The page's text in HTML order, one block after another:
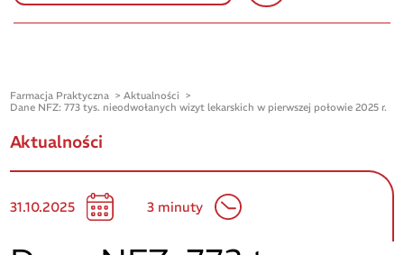
Farmacja Praktyczna
Aktualności
Dane NFZ: 773 tys. nieodwołanych wizyt lekarskich w pierwszej połowie 2025 r.
Aktualności
31.10.2025 3 minuty